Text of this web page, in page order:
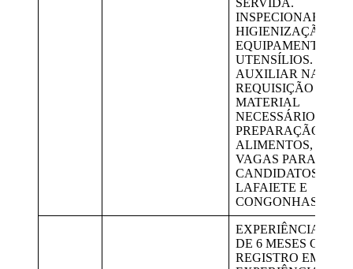
SERVIDA.
INSPECIONAR A
HIGIENIZAÇÃO DE
EQUIPAMENTOS E
UTENSÍLIOS.
AUXILIAR NA
REQUISIÇÃO DO
MATERIAL
NECESSÁRIO
PREPARAÇÃO DOS
ALIMENTOS, ETC.
VAGAS PARA
CANDIDATOS DE
LAFAIETE E
CONGONHAS.
EXPERIÊNCIA
DE 6 MESES COM
REGISTRO EM